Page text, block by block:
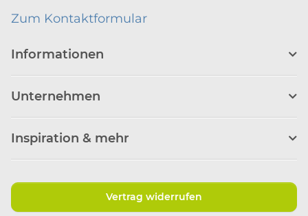
Zum Kontaktformular
Informationen
Unternehmen
Inspiration & mehr
Vertrag widerrufen